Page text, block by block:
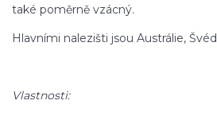
také poměrně vzácný.
Hlavními nalezišti jsou Austrálie,
Vlastnosti: